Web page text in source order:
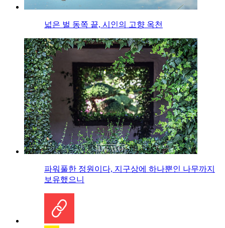
넓은 벌 동쪽 끝, 시인의 고향 옥천
파워풀한 정원이다, 지구상에 하나뿐인 나무까지
보유했으니